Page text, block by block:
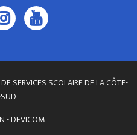
SERVICES SCOLAIRE DE LA CÔTE-
-DEVICOM